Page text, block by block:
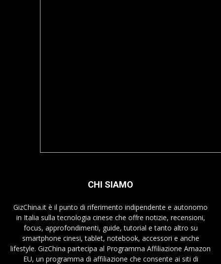
CHI SIAMO
GizChina.it è il punto di riferimento indipendente e autonomo
in Italia sulla tecnologia cinese che offre notizie, recensioni,
focus, approfondimenti, guide, tutorial e tanto altro su
smartphone cinesi, tablet, notebook, accessori e anche
lifestyle. GizChina partecipa al Programma Affiliazione Amazon
EU, un programma di affiliazione che consente ai siti di